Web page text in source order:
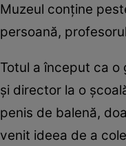
Muzeul conţine
persoană,
Totul a început ca
şi director la o
penis de balenă,
venit ideea de a